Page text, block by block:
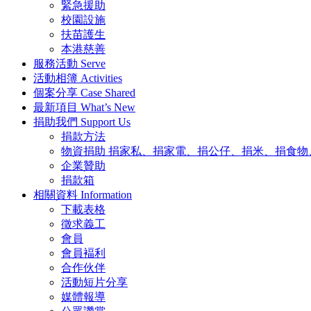
緊急援助
校園設施
扶苗護生
本港慈善
服務活動 Serve
活動相簿 Activities
個案分享 Case Shared
最新項目 What’s New
捐助我們 Support Us
捐款方法
物資捐助 捐家私、捐家電、捐公仔、捐米、捐食物
企業贊助
捐款箱
相關資料 Information
下載表格
徵求義工
會員
會員褔利
合作伙伴
活動短片分享
媒體報導